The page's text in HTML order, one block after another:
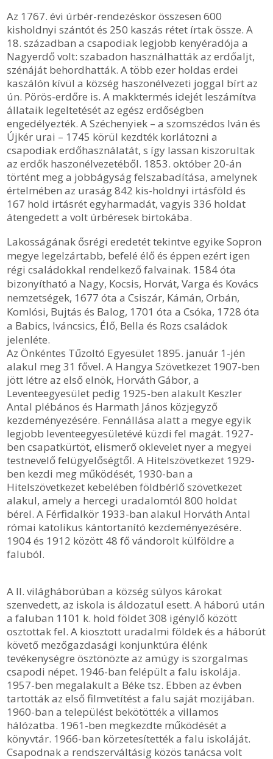
Az 1767. évi úrbér-rendezéskor összesen 600
kisholdnyi szántót és 250 kaszás rétet írtak össze. A
18. században a csapodiak legjobb kenyéradója a
Nagyerdő volt: szabadon használhatták az erdőaljt,
szénáját behordhatták. A több ezer holdas erdei
kaszálón kívül a község haszonélvezeti joggal bírt az
ún. Pörös-erdőre is. A makktermés idejét leszámítva
állataik legeltetését az egész erdőségben
engedélyezték. A Széchenyiek – a szomszédos Iván és
Újkér urai – 1745 körül kezdték korlátozni a
csapodiak erdőhasználatát, s így lassan kiszorultak
az erdők haszonélvezetéből. 1853. október 20-án
történt meg a jobbágyság felszabadítása, amelynek
értelmében az uraság 842 kis-holdnyi irtásföld és
167 hold irtásrét egyharmadát, vagyis 336 holdat
átengedett a volt úrbéresek birtokába.
Lakosságának ősrégi eredetét tekintve egyike Sopron
megye legelzártabb, befelé élő és éppen ezért igen
régi családokkal rendelkező falvainak. 1584 óta
bizonyítható a Nagy, Kocsis, Horvát, Varga és Kovács
nemzetségek, 1677 óta a Csiszár, Kámán, Orbán,
Komlósi, Bujtás és Balog, 1701 óta a Csóka, 1728 óta
a Babics, Iváncsics, Élő, Bella és Rozs családok
jelenléte.
Az Önkéntes Tűzoltó Egyesület 1895. január 1-jén
alakul meg 31 fővel. A Hangya Szövetkezet 1907-ben
jött létre az első elnök, Horváth Gábor, a
Leventeegyesület pedig 1925-ben alakult Keszler
Antal plébános és Harmath János közjegyző
kezdeményezésére. Fennállása alatt a megye egyik
legjobb leventeegyesületévé küzdi fel magát. 1927-
ben csapatkürtöt, elismerő oklevelet nyer a megyei
testnevelő felügyelőségtől. A Hitelszövetkezet 1929-
ben kezdi meg működését, 1930-ban a
Hitelszövetkezet kebelében földbérlő szövetkezet
alakul, amely a hercegi uradalomtól 800 holdat
bérel. A Férfidalkör 1933-ban alakul Horváth Antal
római katolikus kántortanító kezdeményezésére.
1904 és 1912 között 48 fő vándorolt külföldre a
faluból.
A II. világháborúban a község súlyos károkat
szenvedett, az iskola is áldozatul esett. A háború után
a faluban 1101 k. hold földet 308 igénylő között
osztottak fel. A kiosztott uradalmi földek és a háborút
követő mezőgazdasági konjunktúra élénk
tevékenységre ösztönözte az amúgy is szorgalmas
csapodi népet. 1946-ban felépült a falu iskolája.
1957-ben megalakult a Béke tsz. Ebben az évben
tartották az első filmvetítést a falu saját mozijában.
1960-ban a települést bekötötték a villamos
hálózatba. 1961-ben megkezdte működését a
könyvtár. 1966-ban körzetesítették a falu iskoláját.
Csapodnak a rendszerváltásig közös tanácsa volt